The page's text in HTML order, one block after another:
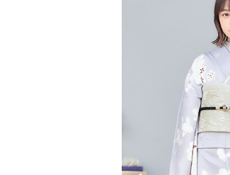
京都府(134)
和歌山県(36)
香川県(44)
高知県(30)